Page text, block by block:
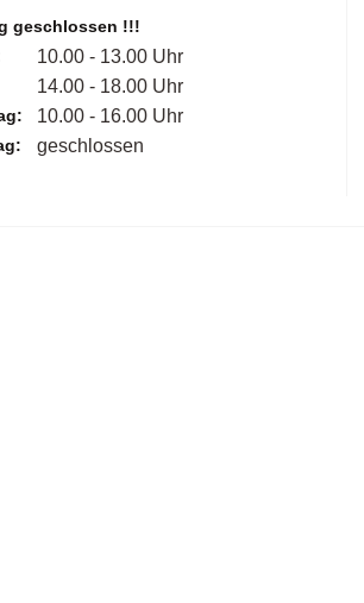
geschlossen !!!
10.00 - 13.00 Uhr
14.00 - 18.00 Uhr
10.00 - 16.00 Uhr
geschlossen